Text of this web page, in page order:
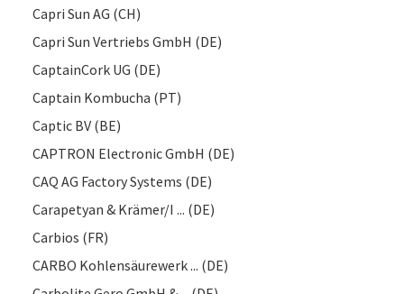
Capri Sun AG (CH)
Capri Sun Vertriebs GmbH (DE)
CaptainCork UG (DE)
Captain Kombucha (PT)
Captic BV (BE)
CAPTRON Electronic GmbH (DE)
CAQ AG Factory Systems (DE)
Carapetyan & Krämer/I ... (DE)
Carbios (FR)
CARBO Kohlensäurewerk ... (DE)